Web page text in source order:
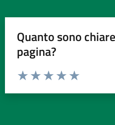
Quanto sono
pagina?